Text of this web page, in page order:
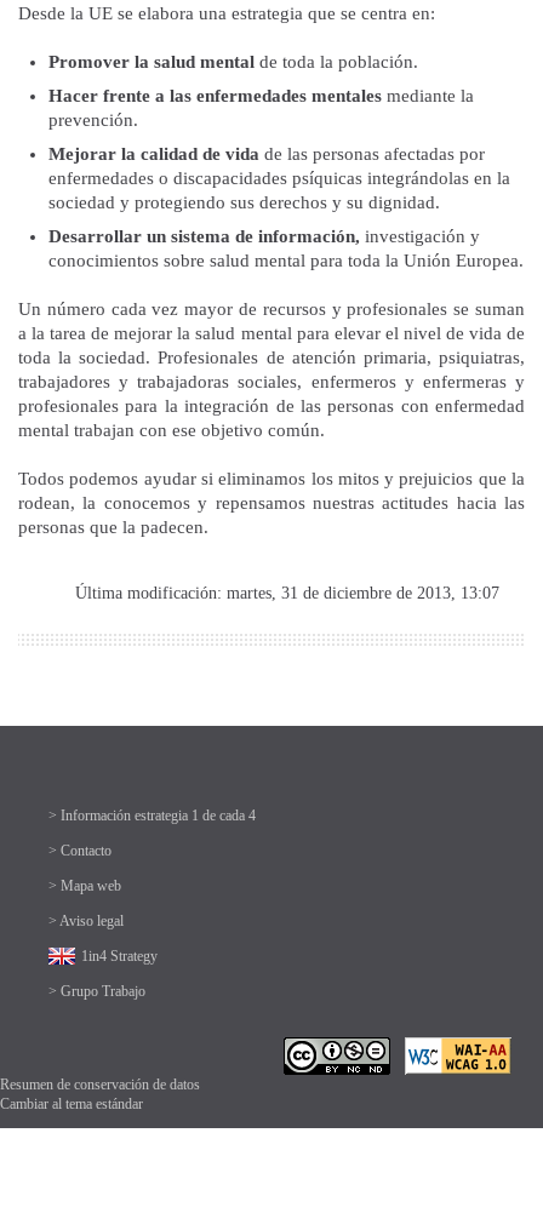
Desde la UE se elabora una estrategia que se centra en:
Promover la salud mental de toda la población.
Hacer frente a las enfermedades mentales mediante la
prevención.
Mejorar la calidad de vida de las personas afectadas por
enfermedades o discapacidades psíquicas integrándolas en la
sociedad y protegiendo sus derechos y su dignidad.
Desarrollar un sistema de información, investigación y
conocimientos sobre salud mental para toda la Unión Europea.
Un número cada vez mayor de recursos y profesionales se suman
a la tarea de mejorar la salud mental para elevar el nivel de vida de
toda la sociedad. Profesionales de atención primaria, psiquiatras,
trabajadores y trabajadoras sociales, enfermeros y enfermeras y
profesionales para la integración de las personas con enfermedad
mental trabajan con ese objetivo común.
Todos podemos ayudar si eliminamos los mitos y prejuicios que la
rodean, la conocemos y repensamos nuestras actitudes hacia las
personas que la padecen.
Última modificación: martes, 31 de diciembre de 2013, 13:07
> Información estrategia 1 de cada 4
> Contacto
> Mapa web
> Aviso legal
1in4 Strategy
> Grupo Trabajo
Resumen de conservación de datos
Cambiar al tema estándar